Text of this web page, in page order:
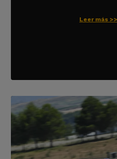
Leer más